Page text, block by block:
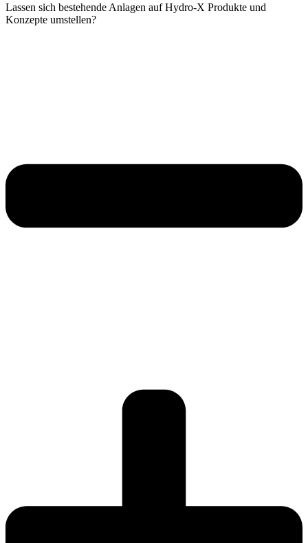
Lassen sich bestehende Anlagen auf Hydro-X Produkte und
Konzepte umstellen?